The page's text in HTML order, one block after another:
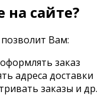
на сайте?
Вам:
заказ
адреса доставки
заказы и др.